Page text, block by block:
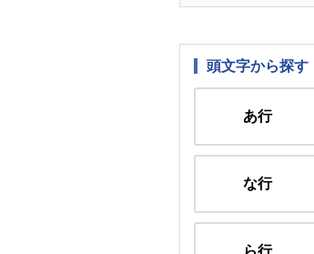
頭文字から探す
あ行
な行
ら行